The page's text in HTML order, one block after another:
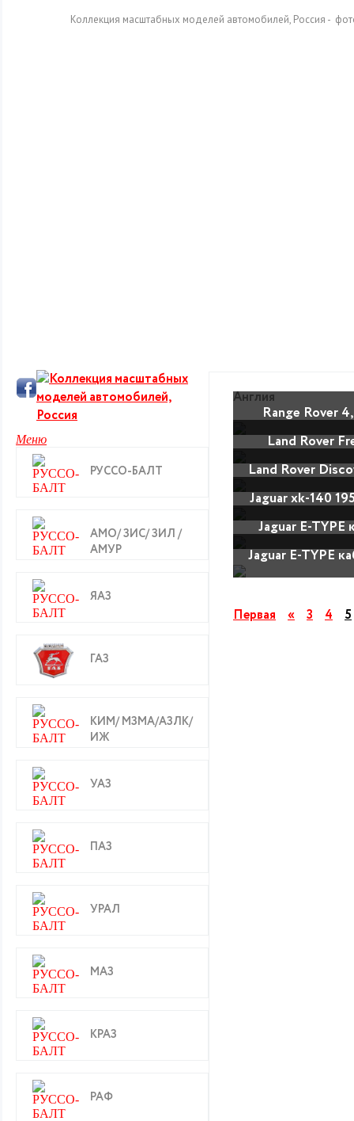
Коллекция масштабных моделей автомобилей, Россия -
Меню
РУССО-БАЛТ
АМО/ ЗИС/ ЗИЛ /
АМУР
ЯАЗ
ГАЗ
КИМ/ МЗМА/АЗЛК/
ИЖ
УАЗ
ПАЗ
УРАЛ
МАЗ
КРАЗ
РАФ
Англия
Range Rover
Land Rover
Land Rover
Jaguar xk-140
Jaguar E-TYPE
Jaguar E-TYPE
Ming
Первая « 3 4 5